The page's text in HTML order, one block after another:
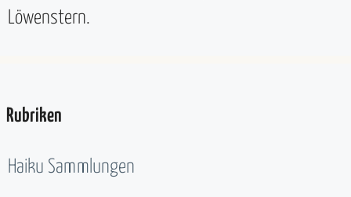
Löwenstern.
Rubriken
Haiku Sammlungen